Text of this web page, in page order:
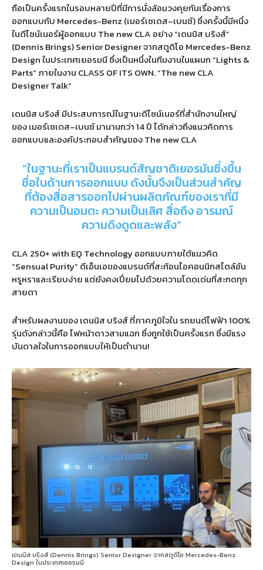
ถือเป็นครั้งแรกในรอบหลายปีที่มีการนั่งล้อมวงคุยกันเรื่องการ
ออกแบบกับ Mercedes-Benz (เมอร์เซเดส–เบนซ์)ซึ่งครั้งนี้มีหนึ่ง
ในดีไซน์เนอร์ผู้ออกแบบ The new CLA อย่าง“เดนนิส บริงส์”
(Dennis Brings)Senior Designerจากสตูดิโอ Mercedes-Benz
Designในประเทศเยอรมนี ซึ่งเป็นหนึ่งในทีมงานในแผนก“Lights &
Parts” ภายในงาน CLASS OF ITS OWN. “The new CLA
Designer Talk”
เดนนิส บริงส์ มีประสบการณ์ในฐานะดีไซน์เนอร์ที่สำนักงานใหญ่
ของ เมอร์เซเดส–เบนซ์ มานานกว่า14ปี ได้กล่าวถึงแนวคิดการ
ออกแบบและองค์ประกอบสำคัญของThe new CLA
“ในฐานะที่เราเป็นแบรนด์สัญชาติเยอรมันซึ่งขึ้น
ชื่อในด้านการออกแบบ ดังนั้นจึงเป็นส่วนสำคัญ
ที่ต้องสื่อสารออกไปผ่านผลิตภัณฑ์ของเราที่มี
ความเป็นอมตะ ความเป็นเลิศ สื่อถึง อารมณ์
ความดึงดูดและพลัง”
CLA 250+ with EQ Technologyออกแบบภายใต้แนวคิด
“Sensual Purity” ดีเอ็นเอของแบรนด์ที่สะท้อนไอคอนนิกสไตล์อัน
หรูหราและเรียบง่าย แต่ยังคงเปี่ยมไปด้วยความโดดเด่นที่สะกดทุก
สายตา
สำหรับผลงานของ เดนนิส บริงส์ ที่ภาคภูมิใจใน รถยนต์ไฟฟ้า100%
รุ่นดังกล่าวนี้คือ ไฟหน้าดาวสามแฉก ซึ่งถูกใช้เป็นครั้งแรก ซึ่งมีแรง
บันดาลใจในการออกแบบให้เป็นตำนาน!
เดนนิส บริงส์ (Dennis Brings) Senior Designer จากสตูดิโอ Mercedes-Benz
Design ในประเทศเยอรมนี